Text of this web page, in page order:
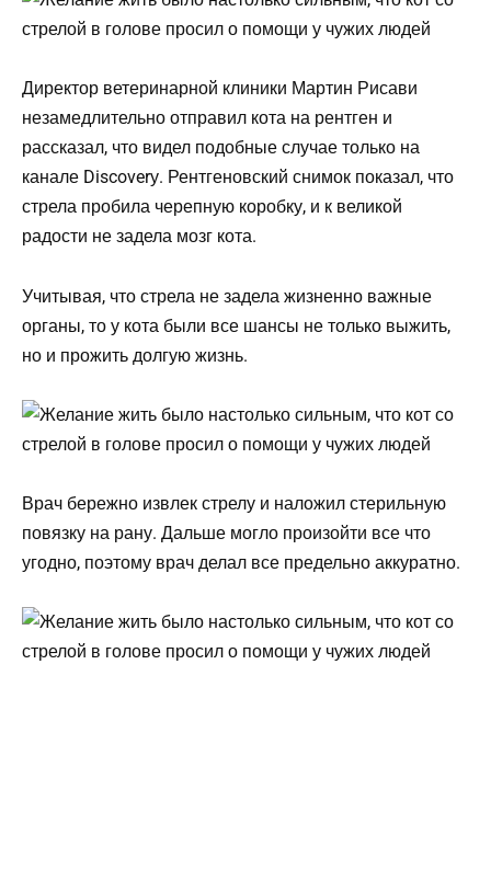
Директор ветеринарной клиники Мартин Рисави
незамедлительно отправил кота на рентген и
рассказал, что видел подобные случае только на
канале Discoverу. Рентгеновский снимок показал, что
стрела пробила черепную коробку, и к великой
радости не задела мозг кота.
Учитывая, что стрела не задела жизненно важные
органы, то у кота были все шансы не только выжить,
но и прожить долгую жизнь.
Врач бережно извлек стрелу и наложил стерильную
повязку на рану. Дальше могло произойти все что
угодно, поэтому врач делал все предельно аккуратно.